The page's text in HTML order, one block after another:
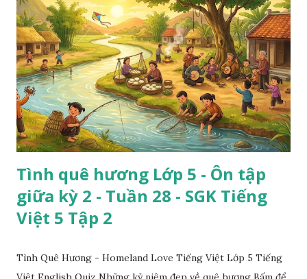
Tình quê hương Lớp 5 - Ôn tập
giữa kỳ 2 - Tuần 28 - SGK Tiếng
Việt 5 Tập 2
Tình Quê Hương - Homeland Love Tiếng Việt Lớp 5 Tiếng